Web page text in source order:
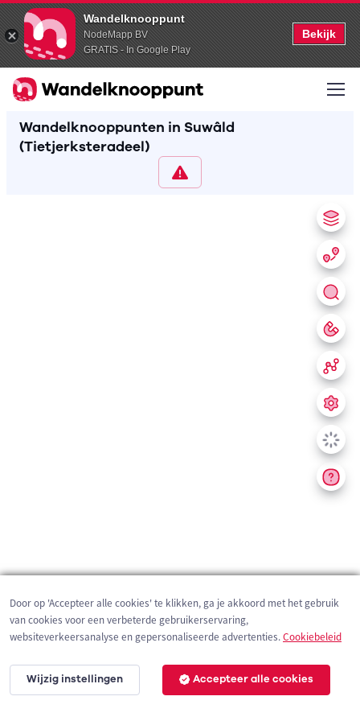
Wandelknooppunt
NodeMapp BV
GRATIS - In Google Play
Bekijk
Wandelknooppunten in Suwâld
(Tietjerksteradeel)
200 m
Door op 'Accepteer alle cookies' te klikken, ga je akkoord met het gebruik
van cookies voor een verbeterde gebruikerservaring,
websiteverkeersanalyse en gepersonaliseerde advertenties.Cookiebeleid
Wijzig instellingen Accepteer alle cookies